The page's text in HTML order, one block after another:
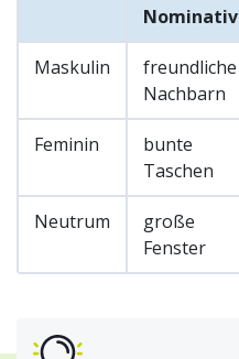
Nominativ
Maskulin
freundliche
Nachbarn
Feminin
bunte
Taschen
Neutrum
große
Fenster